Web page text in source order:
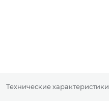
Технические характеристики